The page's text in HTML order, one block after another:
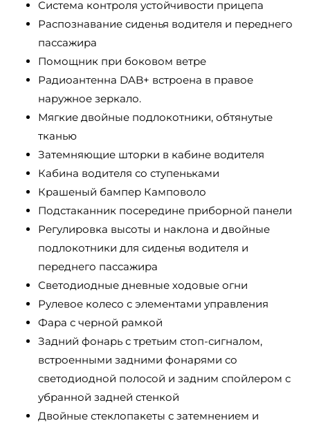
Система контроля устойчивости прицепа
Распознавание сиденья водителя и переднего
пассажира
Помощник при боковом ветре
Радиоантенна DAB+ встроена в правое
наружное зеркало.
Мягкие двойные подлокотники, обтянутые
тканью
Затемняющие шторки в кабине водителя
Кабина водителя со ступеньками
Крашеный бампер Камповоло
Подстаканник посередине приборной панели
Регулировка высоты и наклона и двойные
подлокотники для сиденья водителя и
переднего пассажира
Светодиодные дневные ходовые огни
Рулевое колесо с элементами управления
Фара с черной рамкой
Задний фонарь с третьим стоп-сигналом,
встроенными задними фонарями со
светодиодной полосой и задним спойлером с
убранной задней стенкой
Двойные стеклопакеты с затемнением и